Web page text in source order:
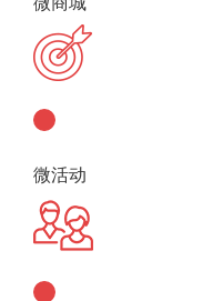
微活动